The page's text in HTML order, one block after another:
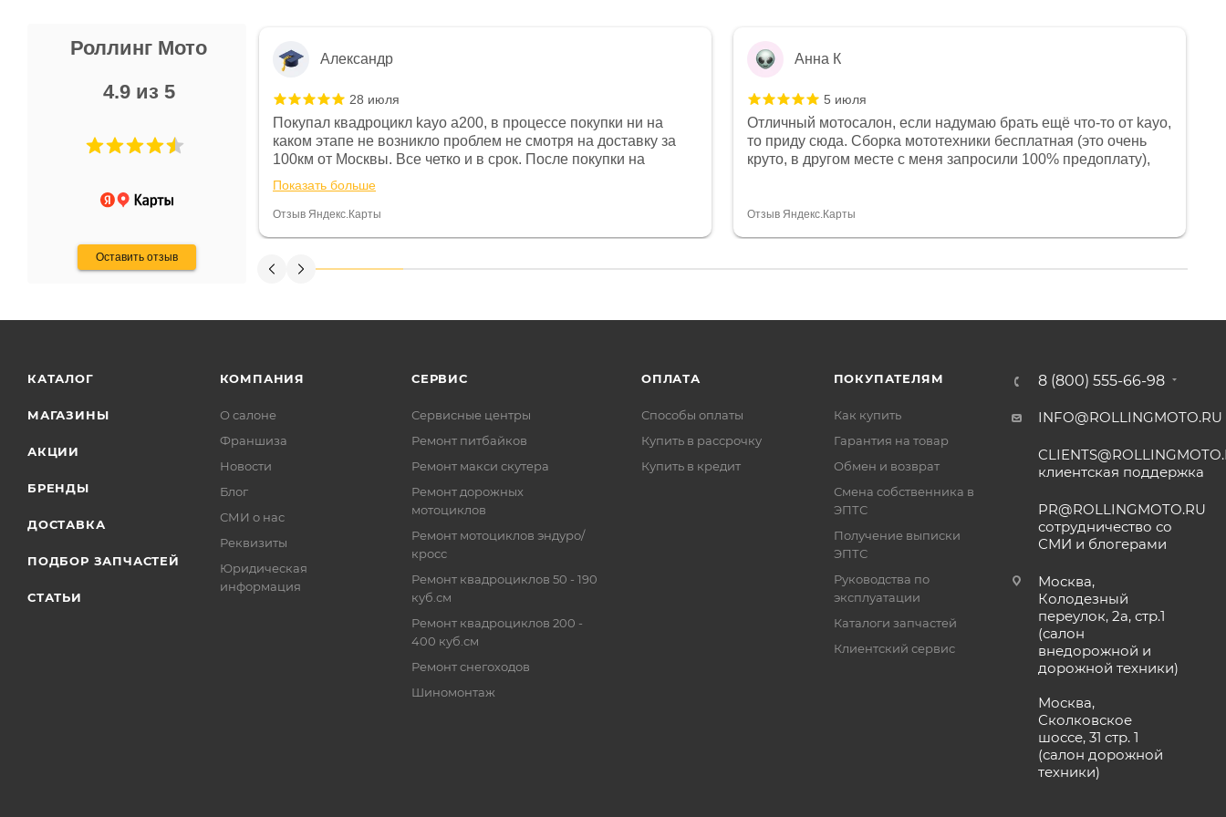
Роллинг Мото
4.9 из 5
Оставить отзыв
Не понравились условия
и дают только на год)
Александр
28 июля
Покупал квадроцикл kayo a200, в процессе покупки ни на
каком этапе не возникло проблем не смотря на доставку за
100км от Москвы. Все четко и в срок. После покупки на
спидометре всегда был 0, при этом представители магазина
постоянно были на связи и в итоге проблема была решена.
Считаю, что это говорит о небезразличии к клиенту после
Показать больше
Отзыв Яндекс.Карты
Анна К
5 июля
Отличный мотосалон, если надумаю брать ещё что-то от kayo,
то приду сюда. Сборка мототехники бесплатная (это очень
круто, в другом месте с меня запросили 100% предоплату),
спасибо отдельное, всегда на связи, очень детально всё
Отзыв Яндекс.Карты
КАТАЛОГ
МАГАЗИНЫ
АКЦИИ
БРЕНДЫ
ДОСТАВКА
ПОДБОР ЗАПЧАСТЕЙ
СТАТЬИ
КОМПАНИЯ
О салоне
Франшиза
Новости
Блог
СМИ о нас
Реквизиты
Юридическая
информация
СЕРВИС
Сервисные центры
Ремонт питбайков
Ремонт макси скутера
Ремонт дорожных
мотоциклов
Ремонт мотоциклов эндуро/
кросс
Ремонт квадроциклов 50 - 190
куб.см
Ремонт квадроциклов 200 -
400 куб.см
Ремонт снегоходов
Шиномонтаж
ОПЛАТА
Способы оплаты
Купить в рассрочку
Купить в кредит
ПОКУПАТЕЛЯМ
Как купить
Гарантия на товар
Обмен и возврат
Смена собственника в
ЭПТС
Получение выписки
ЭПТС
Руководства по
эксплуатации
Каталоги запчастей
Клиентский сервис
8 (800) 555-66-98
INFO@ROLLINGMOTO.RU
клиентская поддержка
PR@ROLLINGMOTO.RU
сотрудничество со
СМИ и блогерами
Москва,
Колодезный
переулок, 2а, стр.1
(салон
внедорожной и
дорожной техники)
Москва,
Сколковское
шоссе, 31 стр. 1
(салон дорожной
техники)